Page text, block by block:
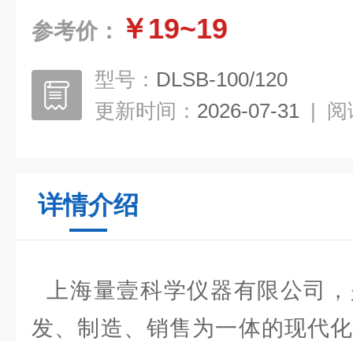
参考价： ￥19~19
型号： DLSB-100/120
更新时间： 2026-07-31 | 阅
详情介绍
上海量壹科学仪器有限公司
发、制造、销售为一体的现代